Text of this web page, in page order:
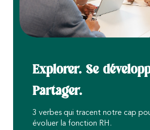
Explorer. Se
Partager.
3 verbes qui tracent notre cap
évoluer la fonction RH.